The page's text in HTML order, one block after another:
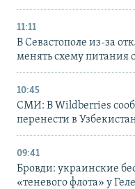
11:11
В Севастополе из-за
менять схему питания
10:45
СМИ: В Wildberries
перенести в
09:41
Бровди: украинские
«теневого флота» у